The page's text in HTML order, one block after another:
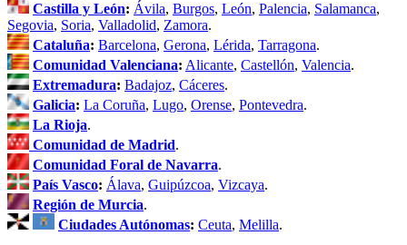
Castilla y León: Ávila, Burgos, León, Palencia, Salamanca,
Segovia, Soria, Valladolid, Zamora.
Cataluña: Barcelona, Gerona, Lérida, Tarragona.
Comunidad Valenciana: Alicante, Castellón, Valencia.
Extremadura: Badajoz, Cáceres.
Galicia: La Coruña, Lugo, Orense, Pontevedra.
La Rioja.
Comunidad de Madrid.
Comunidad Foral de Navarra.
País Vasco: Álava, Guipúzcoa, Vizcaya.
Región de Murcia.
Ciudades Autónomas: Ceuta, Melilla.